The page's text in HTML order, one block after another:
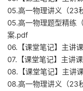
05.高一物理讲义（23
05.高一物理题型精练
案.pdf
06.【课堂笔记】主讲
07.【课堂笔记】主讲
08.【课堂笔记】主讲
08.高一物理讲义（23